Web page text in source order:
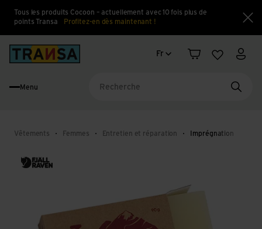
Tous les produits Cocoon – actuellement avec 10 fois plus de
points Transa
Profitez-en dès maintenant !
Changement de langue
Fr
PanierListe Mon
Menu
Vêtements Femmes Entretien et réparation Imprégnation